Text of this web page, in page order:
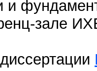
и
зале